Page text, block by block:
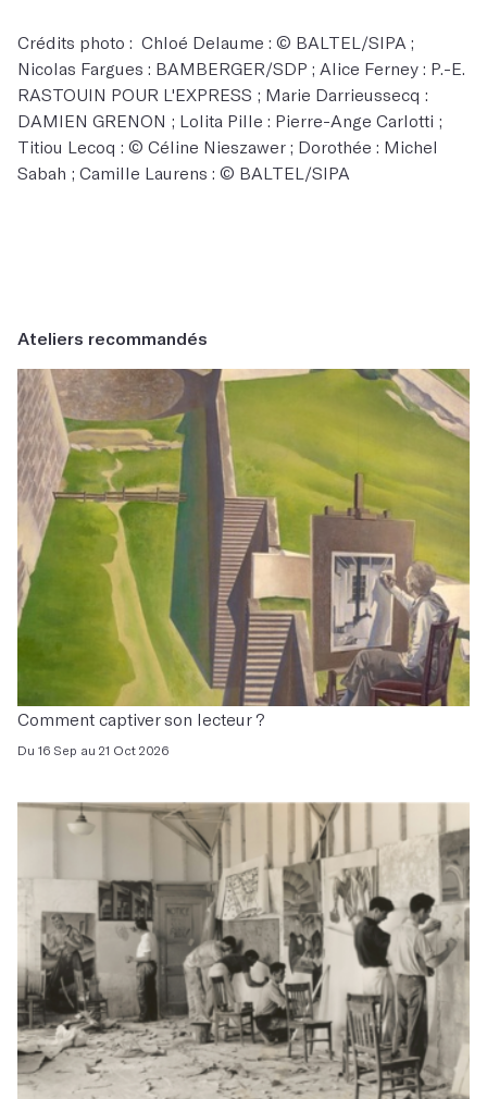
Crédits photo : Chloé Delaume : © BALTEL/SIPA ;
Nicolas Fargues : BAMBERGER/SDP ; Alice Ferney : P.-E.
RASTOUIN POUR L'EXPRESS ; Marie Darrieussecq :
DAMIEN GRENON ; Lolita Pille : Pierre-Ange Carlotti ;
Titiou Lecoq : © Céline Nieszawer ; Dorothée : Michel
Sabah ; Camille Laurens : © BALTEL/SIPA
Ateliers recommandés
Comment captiver son lecteur ?
Du 16 Sep au 21 Oct 2026